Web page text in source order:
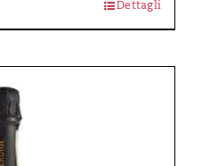
Dettagli